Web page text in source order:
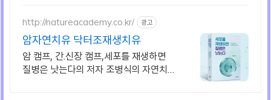
http://natureacademy.co.kr/ 광고
암자연치유 닥터조재생치유
암 캠프, 간.신장 캠프,세포를 재생하면
질병은 낫는다의 저자 조병식의 자연치유